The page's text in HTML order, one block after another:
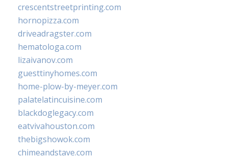
crescentstreetprinting.com
hornopizza.com
driveadragster.com
hematologa.com
lizaivanov.com
guesttinyhomes.com
home-plow-by-meyer.com
palatelatincuisine.com
blackdoglegacy.com
eatvivahouston.com
thebigshowok.com
chimeandstave.com